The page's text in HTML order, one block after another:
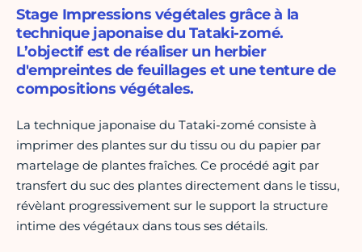
Stage Impressions végétales grâce à la
technique japonaise du Tataki-zomé.
L’objectif est de réaliser un herbier
d'empreintes de feuillages et une tenture de
compositions végétales.
La technique japonaise du Tataki-zomé consiste à
imprimer des plantes sur du tissu ou du papier par
martelage de plantes fraîches. Ce procédé agit par
transfert du suc des plantes directement dans le tissu,
révèlant progressivement sur le support la structure
intime des végétaux dans tous ses détails.